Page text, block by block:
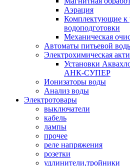
Аэрация
Комплектующие к
водоподготовки
Механическая
Автоматы питьевой
Электрохимическая
Установки
АНК-СУПЕР
Ионизаторы воды
Анализ воды
Электротовары
выключатели
кабель
лампы
прочее
реле напряжения
розетки
удлинители,тройники